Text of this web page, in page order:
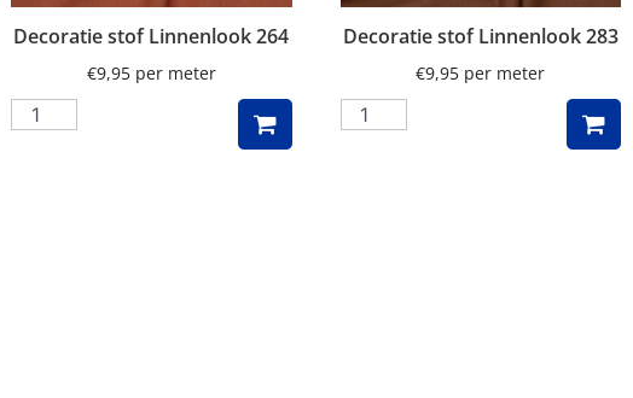
Decoratie stof Linnenlook 264
€9,95 per meter
Decoratie stof Linnenlook 283
€9,95 per meter